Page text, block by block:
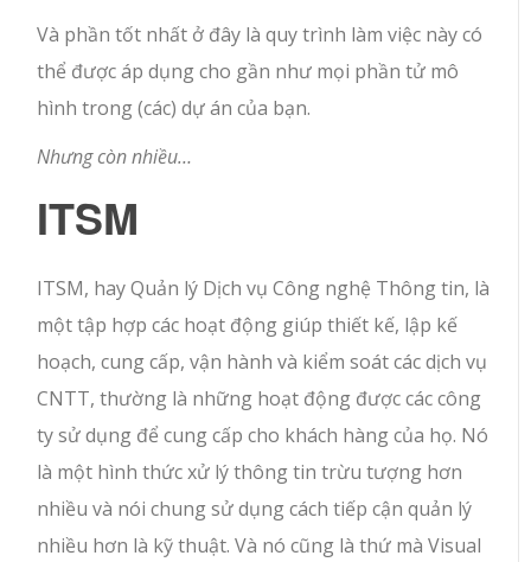
Và phần tốt nhất ở đây là quy trình làm việc này có
thể được áp dụng cho gần như mọi phần tử mô
hình trong (các) dự án của bạn.
Nhưng còn nhiều…
ITSM
ITSM, hay Quản lý Dịch vụ Công nghệ Thông tin, là
một tập hợp các hoạt động giúp thiết kế, lập kế
hoạch, cung cấp, vận hành và kiểm soát các dịch vụ
CNTT, thường là những hoạt động được các công
ty sử dụng để cung cấp cho khách hàng của họ. Nó
là một hình thức xử lý thông tin trừu tượng hơn
nhiều và nói chung sử dụng cách tiếp cận quản lý
nhiều hơn là kỹ thuật. Và nó cũng là thứ mà Visual